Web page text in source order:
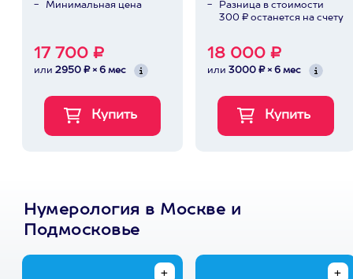
Минимальная цена
17 700 ₽
или 2950 ₽ × 6 мес
Разница в стоимости
300 ₽ останется на счету
18 000 ₽
или 3000 ₽ × 6 мес
Нумерология в Москве и
Подмосковье